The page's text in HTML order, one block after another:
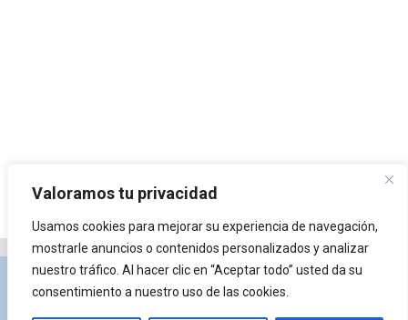
Valoramos tu privacidad
Usamos cookies para mejorar su experiencia de navegación,
mostrarle anuncios o contenidos personalizados y analizar
nuestro tráfico. Al hacer clic en “Aceptar todo” usted da su
consentimiento a nuestro uso de las cookies.
Privacidad y Política de Cookies Portal de
arquitectura Lista de Temas ¿Qué es Arkiplus?